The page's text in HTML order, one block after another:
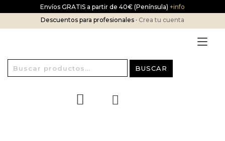
al
contenido
Envíos GRATIS a partir de 40€ (Península) +info
Descuentos para profesionales · Crea tu cuenta
Buscar
por:
BUSCAR